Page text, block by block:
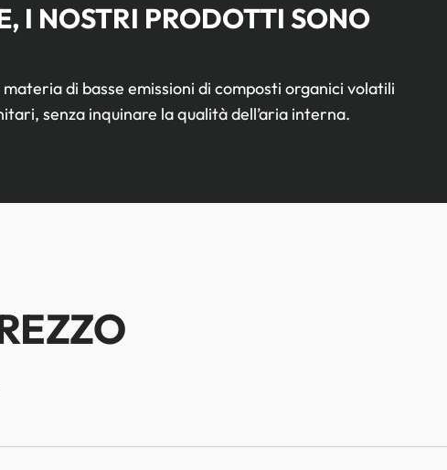
I NOSTRI PRODOTTI SONO
di basse emissioni di composti organici volatili
senza inquinare la qualità dell’aria interna.